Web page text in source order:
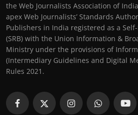
the Web Journalists Association of
apex Web Journalists’ Standards
Publishers in India registered as a
(SRB) with the Union Information &
Ministry under the provisions of
(Intermediary Guidelines and Digital
Rules 2021.